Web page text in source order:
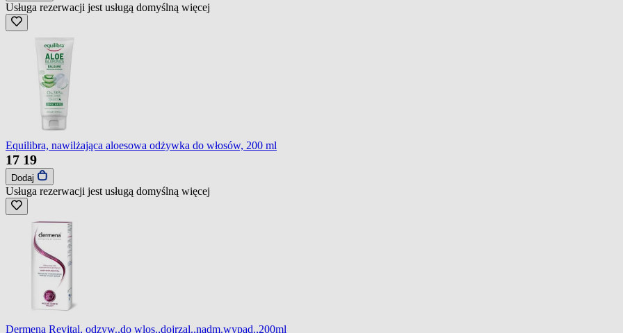
Usługa rezerwacji jest usługą domyślną więcej
Equilibra, nawilżająca aloesowa odżywka do włosów, 200 ml
17 19
Dodaj
Usługa rezerwacji jest usługą domyślną więcej
Dermena Revital, odzyw.,do wlos.,dojrzal.,nadm.wypad.,200ml